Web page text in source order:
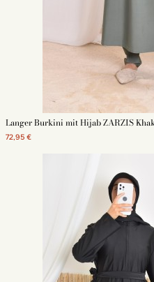
Langer Burkini mit Hijab ZARZIS
72,95 €